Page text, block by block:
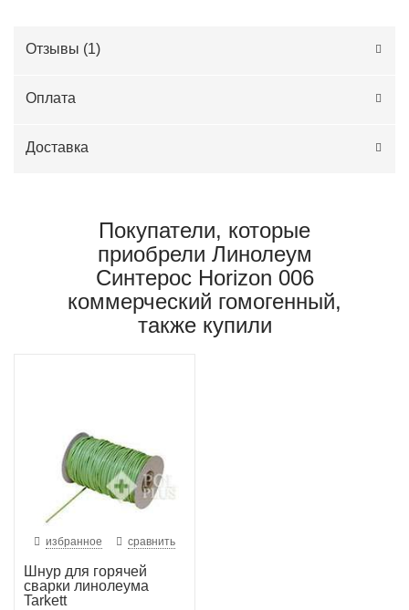
Отзывы (1)
Оплата
Доставка
Покупатели, которые
приобрели Линолеум
Синтерос Horizon 006
коммерческий гомогенный,
также купили
избранное сравнить
Шнур для горячей
сварки линолеума
Tarkett